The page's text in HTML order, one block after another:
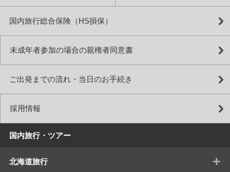
国内旅行総合保険（HS損保）
未成年者参加の場合の親権者同意書
ご出発までの流れ・当日のお手続き
採用情報
国内旅行・ツアー
北海道旅行 +